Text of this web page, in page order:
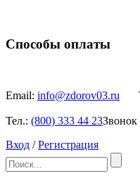
Способы оплаты
Email: info@zdorov03.ru
Тел.: (800) 333 44 23Звонок
Вход /Регистрация